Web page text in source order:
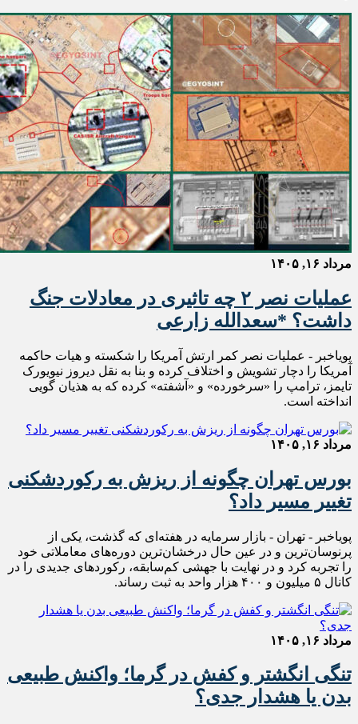
مرداد ۱۶, ۱۴۰۵
عملیات نصر ۲ چه تاثیری در معادلات جنگ
داشت؟ *سعدالله زارعی
پویاخبر - عملیات نصر کمر ارتش آمریکا را شکسته و هیات حاکمه
آمریکا را دچار تشویش و اختلاف کرده و بنا به نقل دیروز نیویورک
تایمز، ترامپ را «سرخورده» و «آشفته» کرده که به هذیان گویی
انداخته است.
مرداد ۱۶, ۱۴۰۵
بورس تهران چگونه از ریزش به رکوردشکنی
تغییر مسیر داد؟
پویاخبر - تهران - بازار سرمایه در هفته‌ای که گذشت، یکی از
پرنوسان‌ترین و در عین حال درخشان‌ترین دوره‌های معاملاتی خود
را تجربه کرد و در نهایت با جهشی کم‌سابقه، رکوردهای جدیدی را در
کانال ۵ میلیون و ۴۰۰ هزار واحد به ثبت رساند.
مرداد ۱۶, ۱۴۰۵
تنگی انگشتر و کفش در گرما؛ واکنش طبیعی
بدن یا هشدار جدی؟